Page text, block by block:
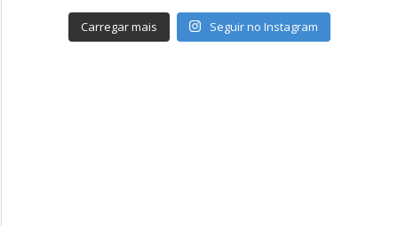
Carregar mais Seguir no Instagram